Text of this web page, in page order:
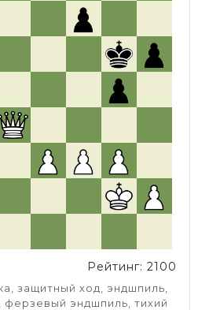
Рейтинг: 2100
защитный ход, эндшпиль,
эндшпиль, тихий